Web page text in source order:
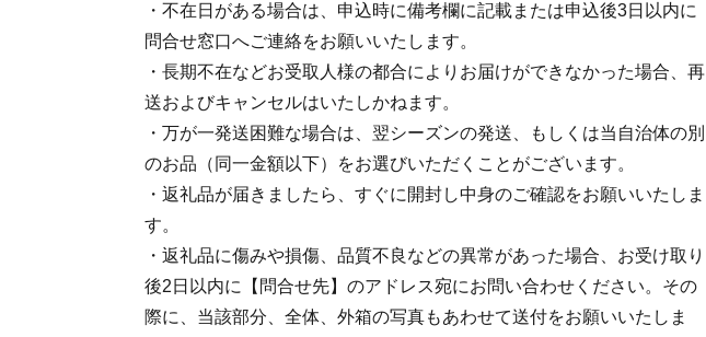
・不在日がある場合は、申込時に備考欄に記載または申込後3日以内に
問合せ窓口へご連絡をお願いいたします。
・長期不在などお受取人様の都合によりお届けができなかった場合、再
送およびキャンセルはいたしかねます。
・万が一発送困難な場合は、翌シーズンの発送、もしくは当自治体の別
のお品（同一金額以下）をお選びいただくことがございます。
・返礼品が届きましたら、すぐに開封し中身のご確認をお願いいたしま
す。
・返礼品に傷みや損傷、品質不良などの異常があった場合、お受け取り
後2日以内に【問合せ先】のアドレス宛にお問い合わせください。その
際に、当該部分、全体、外箱の写真もあわせて送付をお願いいたしま